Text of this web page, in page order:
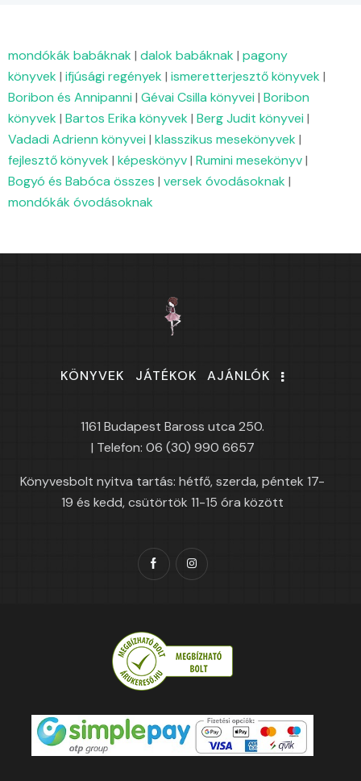
mondókák babáknak | dalok babáknak | pagony
könyvek | ifjúsági regények | ismeretterjesztő könyvek |
Boribon és Annipanni | Gévai Csilla könyvei | Boribon
könyvek | Bartos Erika könyvek | Berg Judit könyvei |
Vadadi Adrienn könyvei | klasszikus mesekönyvek |
fejlesztő könyvek | képeskönyv| Rumini mesekönyv|
Bogyó és Babóca összes | versek óvodásoknak |
mondókák óvodásoknak
KÖNYVEK JÁTÉKOK AJÁNLÓK
1161 Budapest Baross utca 250.
| Telefon: 06 (30) 990 6657
Könyvesbolt nyitva tartás: hétfő, szerda, péntek 17-
19 és kedd, csütörtök 11-15 óra között